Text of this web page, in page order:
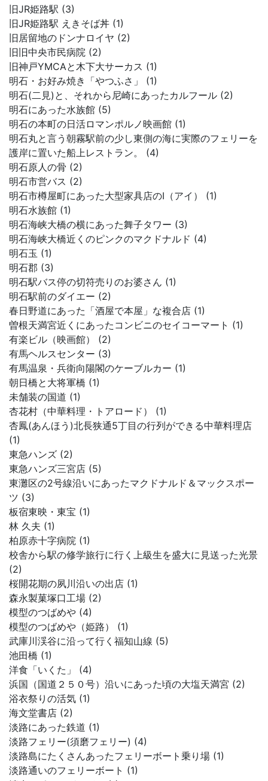
旧JR姫路駅 (3)
旧JR姫路駅 えきそば丼 (1)
旧居留地のドンナロイヤ (2)
旧旧中央市民病院 (2)
旧神戸YMCAと木下大サーカス (1)
明石・お好み焼き「やつふさ」 (1)
明石(二見)と、それから尼崎にあったカルフール (2)
明石にあった水族館 (5)
明石の本町の日活ロマンポルノ映画館 (1)
明石丸と言う朝霧駅前の少し東側の海に実際のフェリーを
護岸に置いた船上レストラン。 (4)
明石原人の骨 (2)
明石市営バス (2)
明石市樽屋町にあった大型家具店のI（アイ） (1)
明石水族館 (1)
明石海峡大橋の横にあった舞子タワー (3)
明石海峡大橋近くのピンクのマクドナルド (4)
明石玉 (1)
明石郡 (3)
明石駅バス停の切符売りのお婆さん (1)
明石駅前のダイエー (2)
春日野道にあった「酒屋で本屋」な複合店 (1)
曽根天満宮近くにあったコンビニのセイコーマート (1)
有楽ビル（映画館） (2)
有馬ヘルスセンター (3)
有馬温泉・兵衛向陽閣のケーブルカー (1)
朝日橋と大将軍橋 (1)
未舗装の国道 (1)
杏花村（中華料理・トアロード） (1)
杏鳳(あんほう)北長狭通5丁目の行列ができる中華料理店
(1)
東急ハンズ (2)
東急ハンズ三宮店 (5)
東灘区の2号線沿いにあったマクドナルド＆マックスポー
ツ (3)
板宿東映・東宝 (1)
林 久夫 (1)
柏原赤十字病院 (1)
校舎から駅の修学旅行に行く上級生を盛大に見送った光景
(2)
桜開花期の夙川沿いの出店 (1)
森永製菓塚口工場 (2)
模型のつばめや (4)
模型のつばめや（姫路） (1)
武庫川渓谷に沿って行く福知山線 (5)
池田橋 (1)
洋食「いくた」 (4)
浜国（国道２５０号）沿いにあった頃の大塩天満宮 (2)
浴衣祭りの活気 (1)
海文堂書店 (2)
淡路にあった鉄道 (1)
淡路フェリー(須磨フェリー) (4)
淡路島にたくさんあったフェリーボート乗り場 (1)
淡路通いのフェリーボート (1)